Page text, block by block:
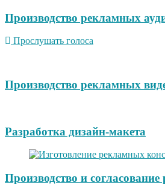
Производство рекламных
Прослушать голоса
Производство рекламных
Разработка дизайн-макета
Производство и